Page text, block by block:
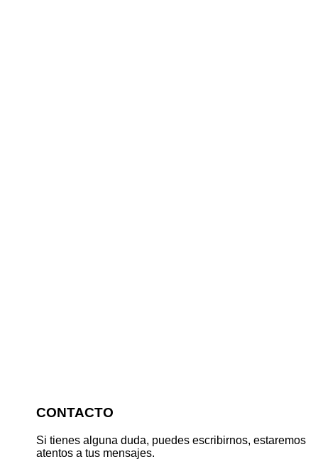
CONTACTO
Si tienes alguna duda, puedes escribirnos, estaremos
atentos a tus mensajes.